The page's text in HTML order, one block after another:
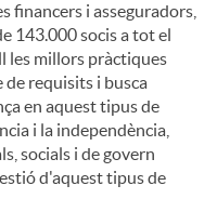
financers i asseguradors,
143.000 socis a tot el
les millors pràctiques
requisits i busca
en aquest tipus de
i la independència,
socials i de govern
d'aquest tipus de